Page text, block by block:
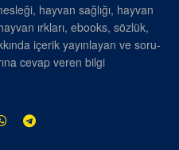
hayvan sağlığı, hayvan
ırkları, ebooks, sözlük,
içerik yayınlayan ve soru-
cevap veren bilgi